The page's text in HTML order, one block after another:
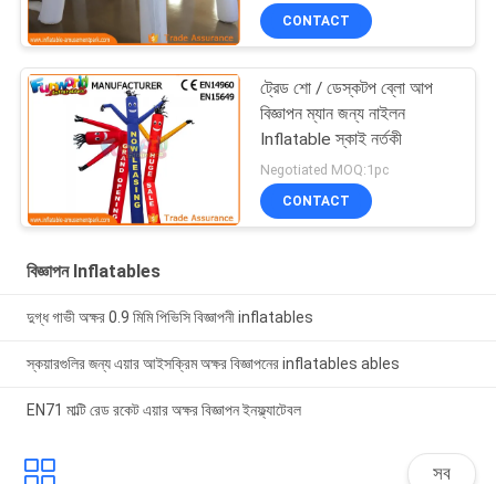
CONTACT
ট্রেড শো / ডেস্কটপ ব্লো আপ
বিজ্ঞাপন ম্যান জন্য নাইলন
Inflatable স্কাই নর্তকী
Negotiated MOQ:1pc
CONTACT
বিজ্ঞাপন Inflatables
দুগ্ধ গাভী অক্ষর 0.9 মিমি পিভিসি বিজ্ঞাপনী inflatables
স্কয়ারগুলির জন্য এয়ার আইসক্রিম অক্ষর বিজ্ঞাপনের inflatables ables
EN71 মাল্টি রেড রকেট এয়ার অক্ষর বিজ্ঞাপন ইনফ্ল্যাটেবল
সব